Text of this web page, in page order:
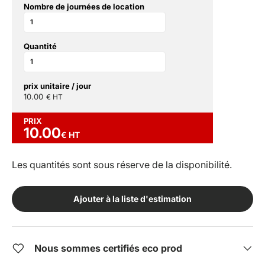
Nombre de journées de location
Quantité
prix unitaire / jour
10.00 € HT
PRIX
10.00€ HT
Les quantités sont sous réserve de la disponibilité.
Ajouter à la liste d'estimation
Nous sommes certifiés eco prod